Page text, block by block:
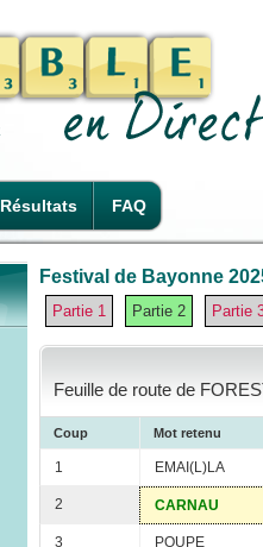
Résultats FAQ
Festival de Bayonne
Partie 1 Partie 2 Partie
Feuille de route de
Coup Mot retenu
1 EMAI(L)LA
2 CARNAU
3 POUPE